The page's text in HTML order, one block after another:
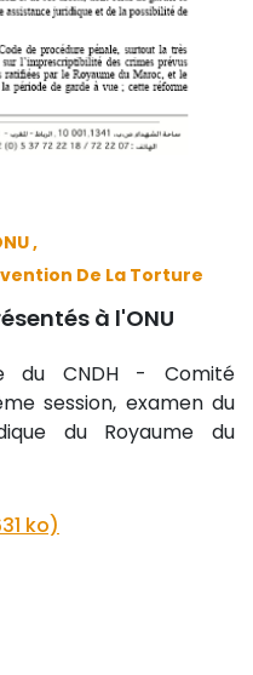
,
De La Torture
à l'ONU
du CNDH - Comité
session, examen du
du Royaume du
ko)